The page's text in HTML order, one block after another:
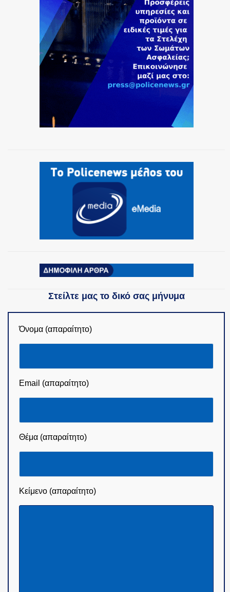
Η ΦΩΝΗ ΣΟΥ
ΟΠΛΑ/ΕΞΟΠΛΙΣΜΟΣ
Στείλτε μας το δικό σας μήνυμα
Όνομα (απαραίτητο)
Email (απαραίτητο)
Θέμα (απαραίτητο)
Κείμενο (απαραίτητο)